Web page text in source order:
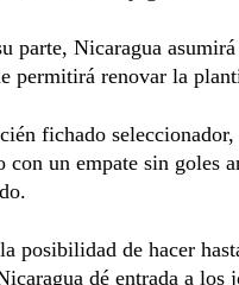
parte, Nicaragua
permitirá renovar la
fichado
con un empate sin goles
posibilidad de hacer
dé entrada a los